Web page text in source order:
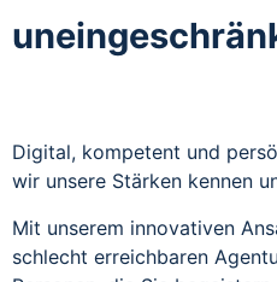
Digital, kompetent und
wir unsere Stärken kennen
Mit unserem innovativen
schlecht erreichbaren